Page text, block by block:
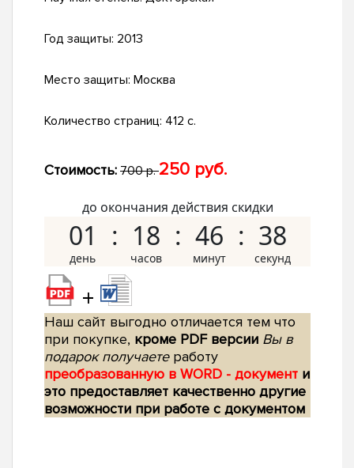
Год защиты: 2013
Место защиты: Москва
Количество страниц: 412 с.
Стоимость: 700 р.250 руб.
до окончания действия скидки
01 18 46 38
+
Наш сайт выгодно отличается тем что
при покупке, кроме PDF версии Вы в
подарок получаетеработу
преобразованную в WORD - документ и
это предоставляет качественно другие
возможности при работе с документом